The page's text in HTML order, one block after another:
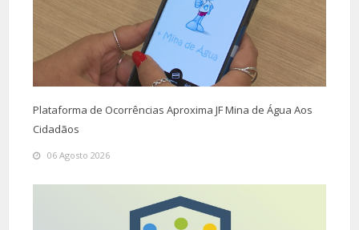
Plataforma de Ocorrências Aproxima JF Mina de Água Aos
Cidadãos
06 Agosto 2026